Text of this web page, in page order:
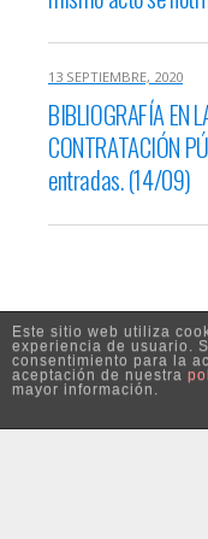
13 SEPTIEMBRE, 2020
BIBLIOGRAFÍA EN
CONTRATACIÓN
entradas. (14/09)
Móvil
Este sitio web utiliza
experiencia de usuario.
consentimiento para la
aceptación de nuestra
mayor información.